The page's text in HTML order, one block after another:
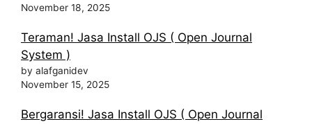
November 18, 2025
Teraman! Jasa Install OJS ( Open Journal
System )
by alafganidev
November 15, 2025
Bergaransi! Jasa Install OJS ( Open Journal